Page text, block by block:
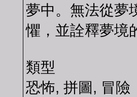
夢中。無法從夢
懼，並詮釋夢境
類型
恐怖, 拼圖, 冒險